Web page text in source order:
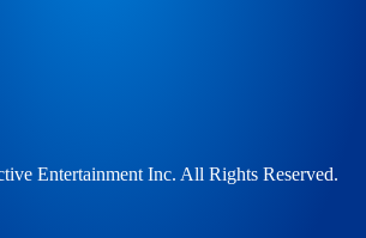
Entertainment Inc. All Rights Reserved.